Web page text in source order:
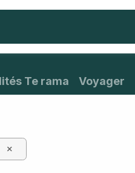
Te rama Voyager
×